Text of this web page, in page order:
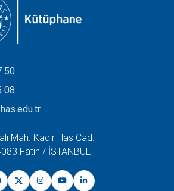
50
08
Mah. Kadir Has Cad.
Fatih / İSTANBUL